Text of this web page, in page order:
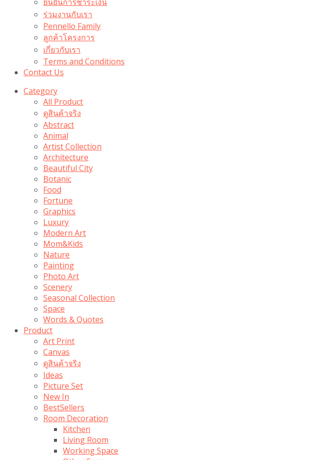
ร่วมงานกับเรา
Pennello Family
ลูกค้าโครงการ
เกี่ยวกับเรา
Terms and Conditions
Contact Us
Category
All Product
ดูสินค้าจริง
Abstract
Animal
Artist Collection
Architecture
Beautiful City
Botanic
Food
Fortune
Graphics
Luxury
Modern Art
Mom&Kids
Nature
Painting
Photo Art
Scenery
Seasonal Collection
Space
Words & Quotes
Product
Art Print
Canvas
ดูสินค้าจริง
Ideas
Picture Set
New In
BestSellers
Room Decoration
Kitchen
Living Room
Working Space